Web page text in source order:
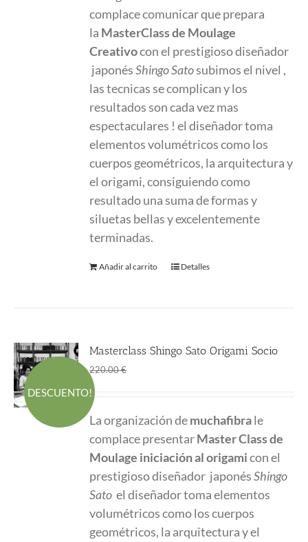
580.00 €.380.00 €.
complace comunicar que prepara
la MasterClassde Moulage
Creativocon el prestigioso diseñador
japonésShingo Satosubimos el nivel ,
las tecnicas se complican y los
resultados son cada vez mas
espectaculares ! el diseñador toma
elementos volumétricos como los
cuerpos geométricos, la arquitectura y
el origami, consiguiendo como
resultado una suma de formas y
siluetas bellas y excelentemente
terminadas.
Añadir al carrito Detalles
DESCUENTO!
Masterclass Shingo Sato Origami Socio
220.00€
era:
220.00 €.
es:
170.00 €.
La organización demuchafibrale
complace presentarMaster Classde
Moulage iniciación al origamicon el
prestigioso diseñador japonésShingo
Sato el diseñador toma elementos
volumétricos como los cuerpos
geométricos, la arquitectura y el